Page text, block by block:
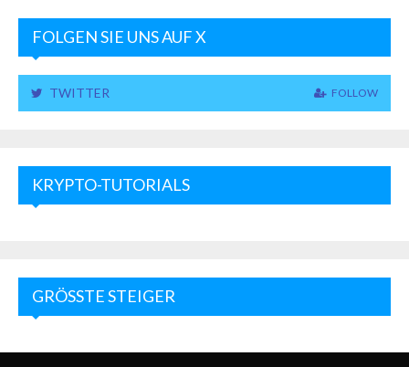
FOLGEN SIE UNS AUF X
TWITTER FOLLOW
KRYPTO-TUTORIALS
GRÖSSTE STEIGER